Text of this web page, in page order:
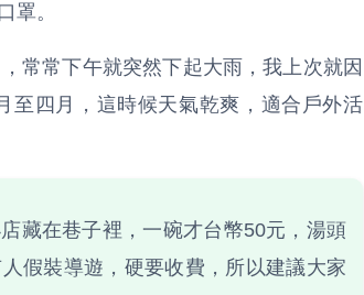
罩。
常常下午就突然下起大雨，我上次就因
至四月，這時候天氣乾爽，適合戶外活
藏在巷子裡，一碗才台幣50元，湯頭
假裝導遊，硬要收費，所以建議大家